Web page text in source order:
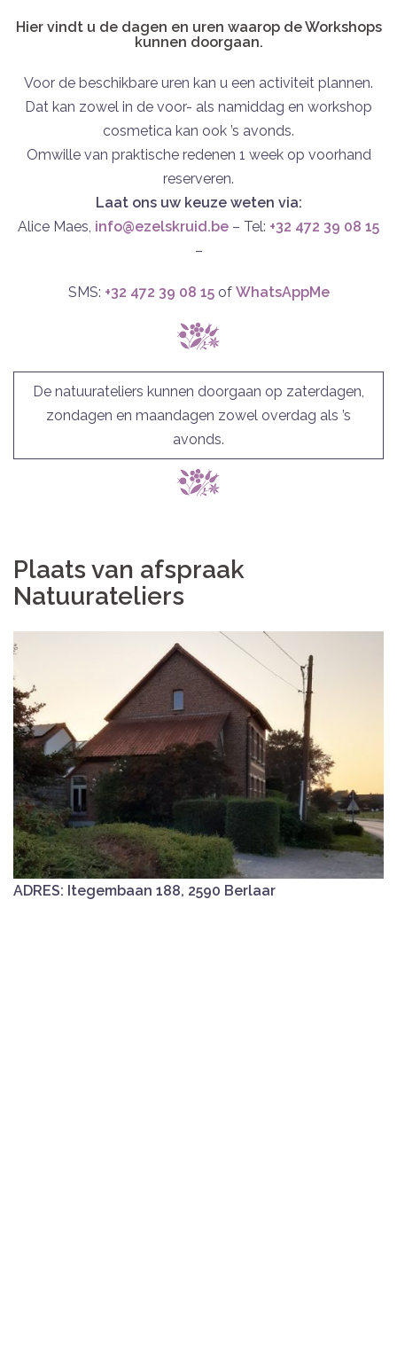
Hier vindt u de dagen en uren waarop de Workshops
kunnen doorgaan.
Voor de beschikbare uren kan u een activiteit plannen.
Dat kan zowel in de voor- als namiddag en workshop
cosmetica kan ook ’s avonds.
Omwille van praktische redenen 1 week op voorhand
reserveren.
Laat ons uw keuze weten via:
Alice Maes, info@ezelskruid.be – Tel: +32 472 39 08 15
–
SMS: +32 472 39 08 15of WhatsAppMe
De natuurateliers kunnen doorgaan op zaterdagen,
zondagen en maandagen zowel overdag als ’s
avonds.
Plaats van afspraak
Natuurateliers
ADRES: Itegembaan 188, 2590 Berlaar